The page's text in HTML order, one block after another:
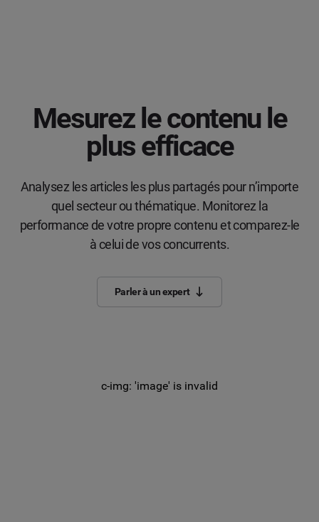
Mesurez le contenu le
plus efficace
Analysez les articles les plus partagés pour n’importe
quel secteur ou thématique. Monitorez la
performance de votre propre contenu et comparez-le
à celui de vos concurrents.
Parler à un expert
c-img: 'image' is invalid